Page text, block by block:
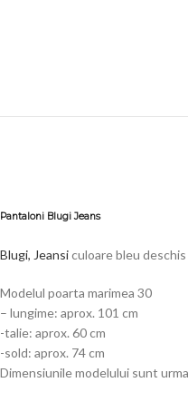
Pantaloni Blugi Jeans
Blugi, Jeansiculoare bleu
Modelul poarta marimea 30
– lungime: aprox. 101 cm
-talie: aprox. 60 cm
-sold: aprox. 74 cm
Dimensiunile modelului sunt